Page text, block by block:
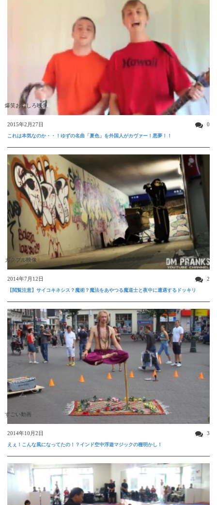
爆笑おもしろ映像
2015年2月27日 0
これは本気なのか・・！ゆずの名曲「夏色」を外国人がカヴァー！悪夢！！
ガクブル映像
2014年7月12日 2
【閲覧注意】サイコキネシス？魔術？魔法をあやつる魔道士と夜中に遭遇するドッキリ
すごい動画
2014年10月2日 3
えぇ！こんな風になってたの！？インド空中浮遊マジックの種明かし！